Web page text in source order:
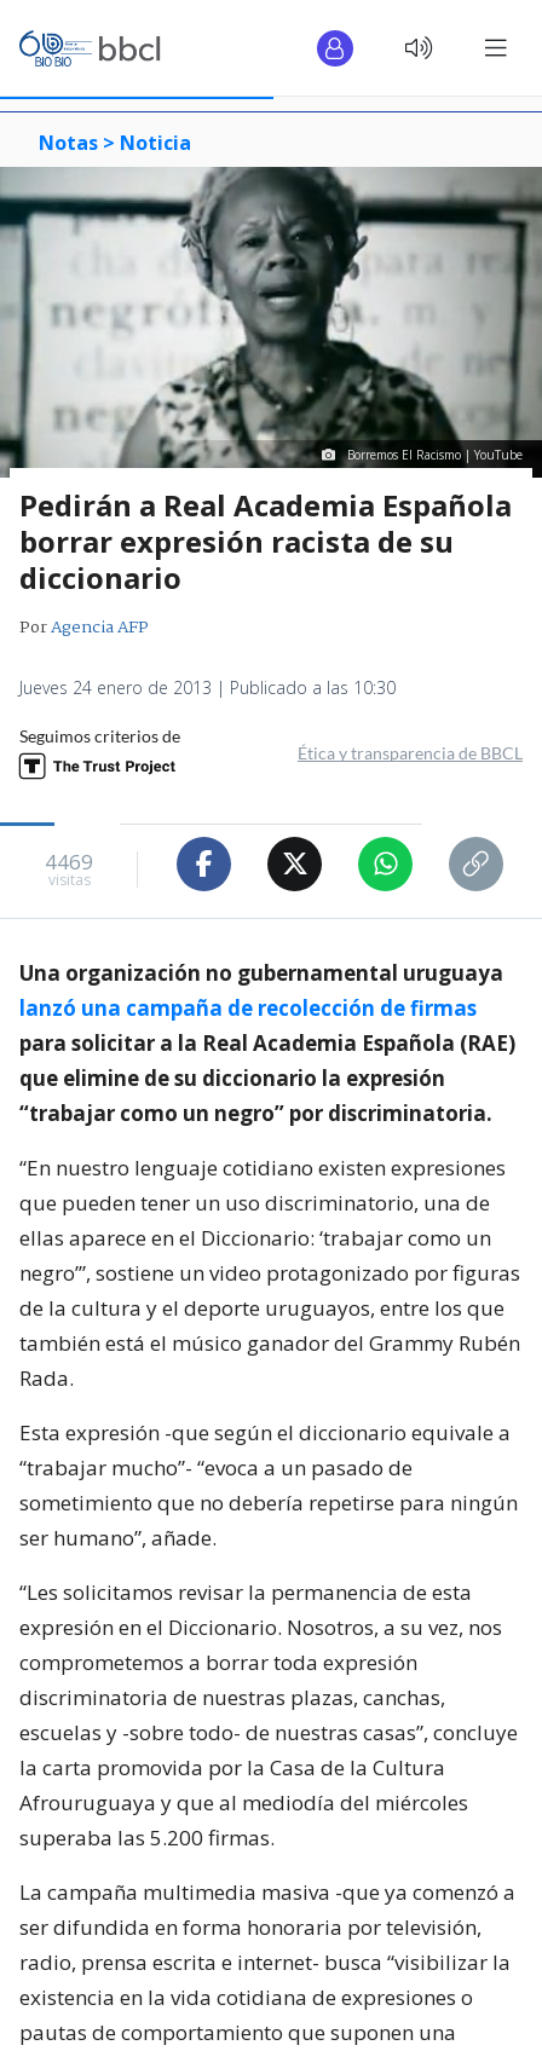
Notas > Noticia
Borremos El Racismo | YouTube
Pedirán a Real Academia Española
borrar expresión racista de su
diccionario
PorAgencia AFP
Jueves 24 enero de 2013 | Publicado a las 10:30
Seguimos criterios de
Ética y transparencia de BBCL
4469
visitas
Una organización no gubernamental uruguaya
lanzó una campaña de recolección de firmas
para solicitar a la Real Academia Española (RAE)
que elimine de su diccionario la expresión
“trabajar como un negro” por discriminatoria.
“En nuestro lenguaje cotidiano existen expresiones
que pueden tener un uso discriminatorio, una de
ellas aparece en el Diccionario: ‘trabajar como un
negro’”, sostiene un video protagonizado por figuras
de la cultura y el deporte uruguayos, entre los que
también está el músico ganador del Grammy Rubén
Rada.
Esta expresión -que según el diccionario equivale a
“trabajar mucho”- “evoca a un pasado de
sometimiento que no debería repetirse para ningún
ser humano”, añade.
“Les solicitamos revisar la permanencia de esta
expresión en el Diccionario. Nosotros, a su vez, nos
comprometemos a borrar toda expresión
discriminatoria de nuestras plazas, canchas,
escuelas y -sobre todo- de nuestras casas”, concluye
la carta promovida por la Casa de la Cultura
Afrouruguaya y que al mediodía del miércoles
superaba las 5.200 firmas.
La campaña multimedia masiva -que ya comenzó a
ser difundida en forma honoraria por televisión,
radio, prensa escrita e internet- busca “visibilizar la
existencia en la vida cotidiana de expresiones o
pautas de comportamiento que suponen una